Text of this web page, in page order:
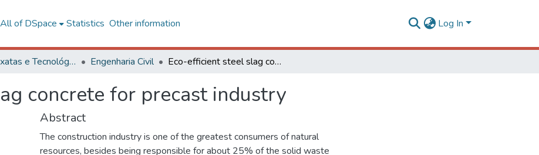
All of DSpace Statistics Other information Log In
Ciências Exatas e Tecnológicas Engenharia Civil Eco-efficient steel slag concrete for precast industry
concrete for precast industry
Abstract
The construction industry is one of the greatest consumers of natural
resources, besides being responsible for about 25% of the solid waste